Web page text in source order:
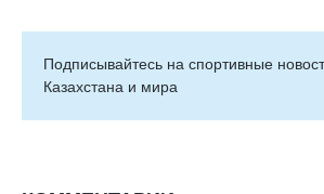
Подписывайтесь на cпортивные
Казахстана и мира